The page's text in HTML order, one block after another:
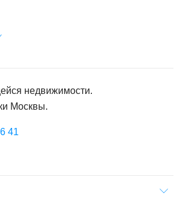
недвижимости.
Москвы.
41